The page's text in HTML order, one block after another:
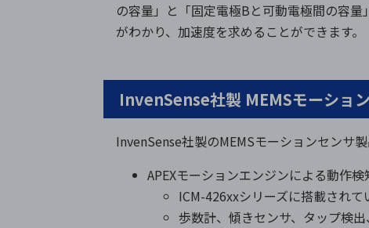
の容量」と「固定電極Bと可動電極間の容
がわかり、加速度を求めることができます。
InvenSense社製 MEMSモーショ
InvenSense社製のMEMSモーションセンサ
APEXモーションエンジンによる動作検
ICM-426xxシリーズに搭載され
歩数計、傾きセンサ、タップ検